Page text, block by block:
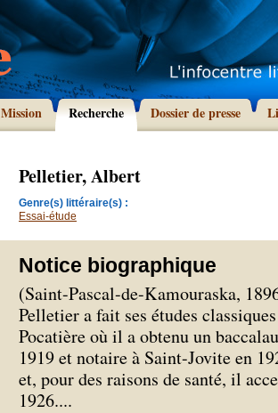
Mission Recherche Dossier de presse
Pelletier, Albert
Genre(s) littéraire(s) :
Essai-étude
Notice biographique
(Saint-Pascal-de-Kamouraska,
Pelletier a fait ses études
Pocatière où il a obtenu un
1919 et notaire à Saint-Jovite en
et, pour des raisons de santé, il
1926....